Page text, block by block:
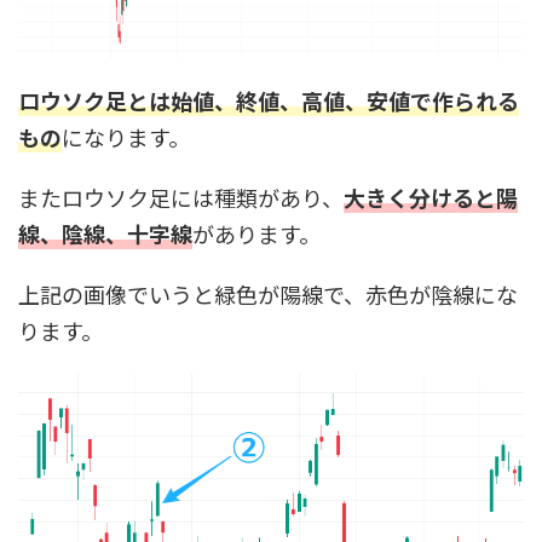
ロウソク足とは始値、終値、高値、安値で作られる
ものになります。
またロウソク足には種類があり、 大きく分けると陽
線、陰線、十字線があります。
上記の画像でいうと緑色が陽線で、赤色が陰線にな
ります。